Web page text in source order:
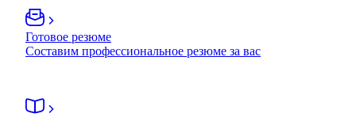
Готовое резюме
Составим профессиональное резюме за вас